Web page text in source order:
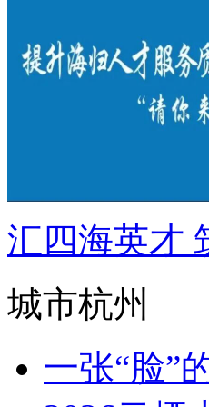
汇四海英才
城市杭州
一张“脸”